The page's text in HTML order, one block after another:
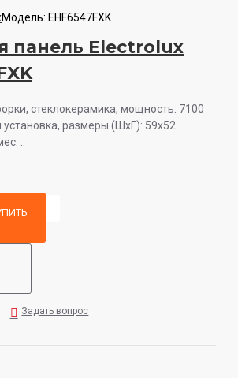
Модель: EHF6547FXK
панель Electrolux
cтеклокерамика, мощность: 7100
установка, размеры (ШхГ): 59x52
..
Задать вопрос